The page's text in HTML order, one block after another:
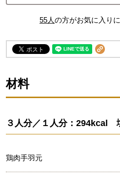
55人の方がお気に入り
材料
３人分／１人分：294kcal
鶏肉手羽元